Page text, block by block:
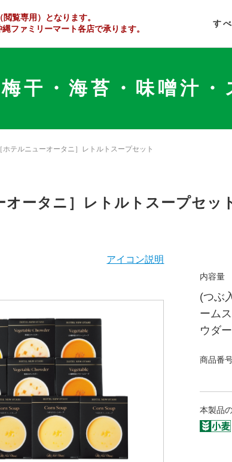
閲覧専用）となります。
ファミリーマート各店で承ります。
す
梅干・海苔・味噌汁・
［ホテルニューオータニ］レトルトスープセット
オータニ］レトルトスープセッ
アイコン説明
内容量
(つぶ
ーム
ウダ
商品番
本製品